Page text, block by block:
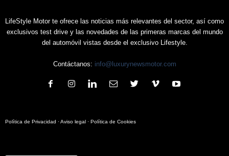
LifeStyle Motor te ofrece las noticias más relevantes del sector, así como
exclusivos test drive y las novedades de las primeras marcas del mundo
del automóvil vistas desde el exclusivo Lifestyle.
Contáctanos: info@luxurynewsmotor.com
Política de Privacidad ·Aviso legal · Política de Cookies